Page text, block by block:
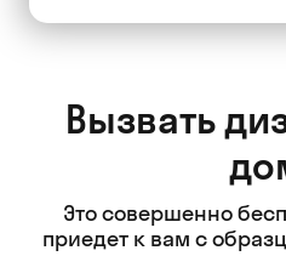
Вызвать
Это совершенно
приедет к вам с